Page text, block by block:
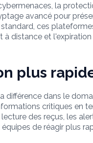
la
avancé pour
ces
distance et
plus
différence dans le
critiques en
des reçus, les
de réagir plus